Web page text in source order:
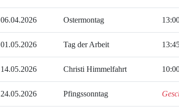
06.04.2026 Ostermontag
01.05.2026 Tag der Arbeit
14.05.2026 Christi Himmelfahrt
24.05.2026 Pfingssonntag